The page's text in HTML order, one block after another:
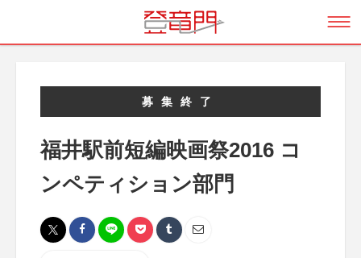
募集終了
福井駅前短編映画祭2016 コ
ンペティション部門